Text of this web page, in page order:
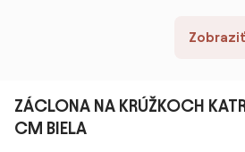
ZÁCLONA NA KRÚŽKOCH
CM BIELA